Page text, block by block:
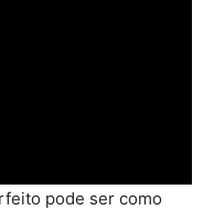
pode ser como